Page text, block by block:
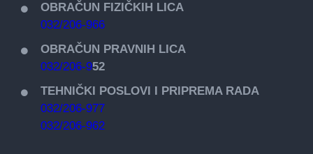
OBRAČUN FIZIČKIH LICA
032/206-966
OBRAČUN PRAVNIH LICA
032/206-952
TEHNIČKI POSLOVI I PRIPREMA RADA
032/206-977
032/206-962